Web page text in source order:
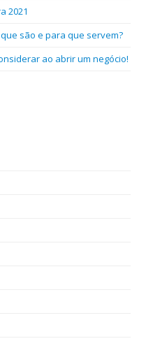
2021
são e para que servem?
ao abrir um negócio!